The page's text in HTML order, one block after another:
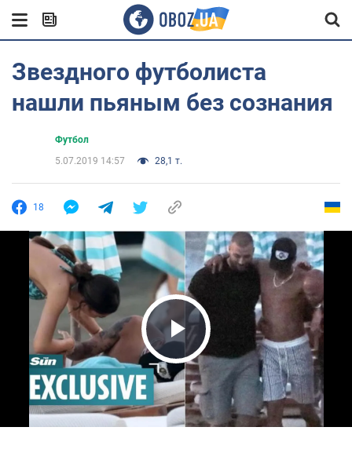
Звездного футболиста
нашли пьяным без сознания
Футбол
5.07.2019 14:57
28,1 т.
18
Play Video